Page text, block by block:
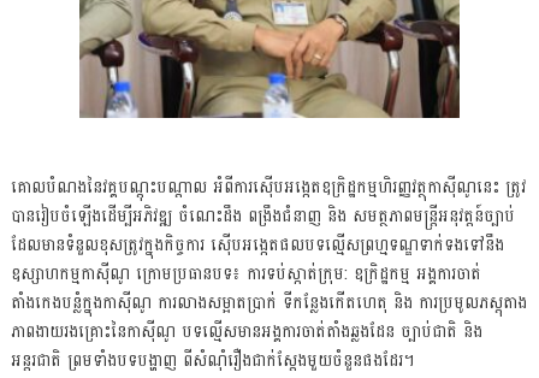
គោលបំណងនៃវគ្គបណ្តុះបណ្ដាល អំពីការស៊ើបអង្កេតឧក្រិដ្ឋកម្មហិរញ្ញវត្ថុកាស៊ីណូនេះ ត្រូវ
បានរៀបចំឡើងដើម្បីអភិវឌ្ឍ ចំណេះដឹង ពង្រឹងជំនាញ និង សមត្ថភាពមន្ត្រីអនុវត្តន៍ច្បាប់
ដែលមានទំនួលខុសត្រូវក្នុងកិច្ចការ ស៊ើបអង្កេតផលបទល្មើសព្រហ្មទណ្ឌទាក់ទងទៅនឹង
ឧស្សាហកម្មកាស៊ីណូ ក្រោមប្រធានបទ៖ ការទប់ស្កាត់ក្រុម: ឧក្រិដ្ឋកម្ម អង្គការចាត់
តាំងកេងបន្លំក្នុងកាស៊ីណូ ការលាងសម្អាតប្រាក់ ទីកន្លែងកើតហេតុ និង ការប្រមូលភស្តុតាង
ភាពងាយរងគ្រោះនៃកាស៊ីណូ បទល្មើសមានអង្គការចាត់តាំងឆ្លងដែន ច្បាប់ជាតិ និង
អន្តរជាតិ ព្រមទាំងបទបង្ហាញ ពីសំណុំរឿងជាក់ស្តែងមួយចំនួនផងដែរ។